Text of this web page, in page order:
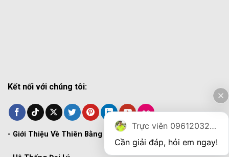
Kết nối với chúng tôi:
- Giới Thiệu Về Thiên Bằng
Trực viên 0961203270
Cần giải đáp, hỏi em ngay!